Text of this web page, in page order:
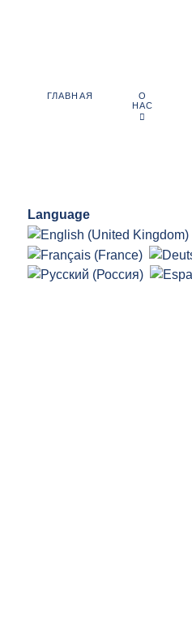
ГЛАВНАЯ
О
НАС
Language